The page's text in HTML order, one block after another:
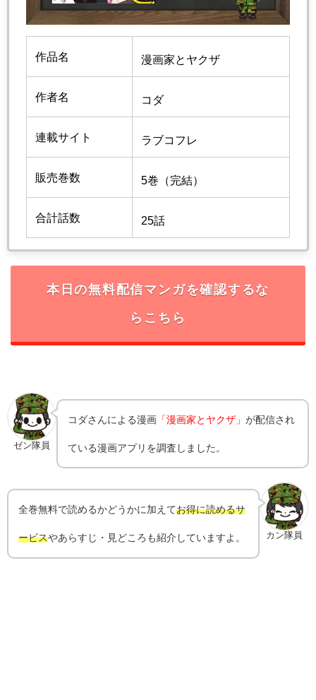
作品名 漫画家とヤクザ
作者名 コダ
連載サイト ラブコフレ
販売巻数 5巻（完結）
合計話数 25話
本日の無料配信マンガを確認するな
らこちら
ゼン隊員
コダさんによる漫画 「漫画家とヤクザ」が配信され
ている漫画アプリを調査しました。
カン隊員
全巻無料で読めるかどうかに加えてお得に読めるサ
ービスやあらすじ・見どころも紹介していますよ。